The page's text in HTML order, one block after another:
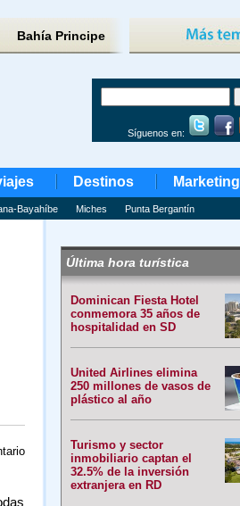
Bahía Principe
Síguenos en:
Destinos Marketing
Bayahíbe Miches Punta Bergantín
Última hora turística
Dominican Fiesta Hotel
conmemora 35 años de
hospitalidad en SD
United Airlines elimina
250 millones de vasos de
plástico al año
Turismo y sector
inmobiliario captan el
32.5% de la inversión
extranjera en RD